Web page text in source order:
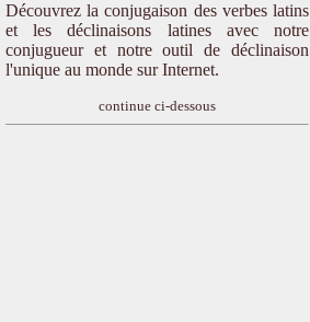
Découvrez la conjugaison des verbes latins
et les déclinaisons latines avec notre
conjugueur et notre outil de déclinaison
l'unique au monde sur Internet.
continue ci-dessous